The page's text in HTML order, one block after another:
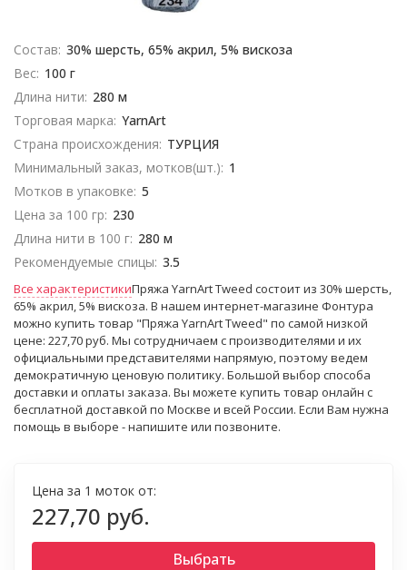
Состав: 30% шерсть, 65% акрил, 5% вискоза
Вес: 100 г
Длина нити: 280 м
Торговая марка: YarnArt
Страна происхождения: ТУРЦИЯ
Минимальный заказ, мотков(шт.): 1
Мотков в упаковке: 5
Цена за 100 гр: 230
Длина нити в 100 г: 280 м
Рекомендуемые спицы: 3.5
Все характеристикиПряжа YarnArt Tweed состоит из 30% шерсть,
65% акрил, 5% вискоза. В нашем интернет-магазине Фонтура
можно купить товар "Пряжа YarnArt Tweed" по самой низкой
цене: 227,70 руб. Мы сотрудничаем с производителями и их
официальными представителями напрямую, поэтому ведем
демократичную ценовую политику. Большой выбор способа
доставки и оплаты заказа. Вы можете купить товар онлайн с
бесплатной доставкой по Москве и всей России. Если Вам нужна
помощь в выборе - напишите или позвоните.
Цена за 1 моток от:
227,70 руб.
Выбрать